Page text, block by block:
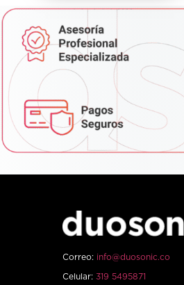
Correo: info@duosonic.co
Celular: 319 5495871